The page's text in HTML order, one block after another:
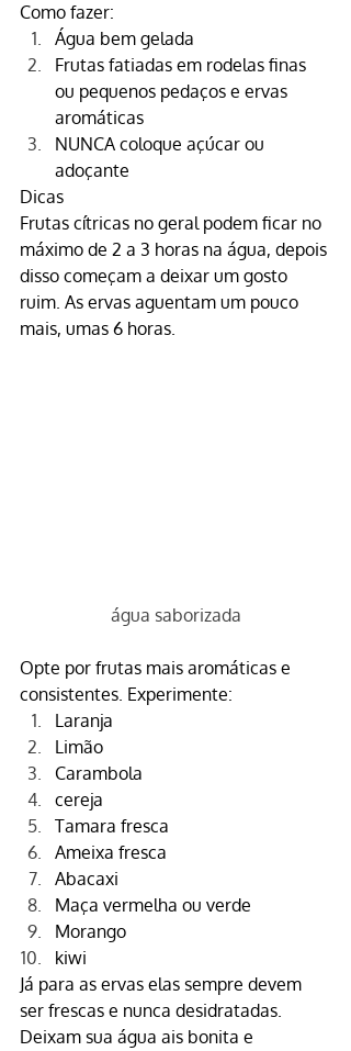
Como fazer:
Água bem gelada
Frutas fatiadas em rodelas finas
ou pequenos pedaços e ervas
aromáticas
NUNCA coloque açúcar ou
adoçante
Dicas
Frutas cítricas no geral podem ficar no
máximo de 2 a 3 horas na água, depois
disso começam a deixar um gosto
ruim. As ervas aguentam um pouco
mais, umas 6 horas.
água saborizada
Opte por frutas mais aromáticas e
consistentes. Experimente:
Laranja
Limão
Carambola
cereja
Tamara fresca
Ameixa fresca
Abacaxi
Maça vermelha ou verde
Morango
kiwi
Já para as ervas elas sempre devem
ser frescas e nunca desidratadas.
Deixam sua água ais bonita e